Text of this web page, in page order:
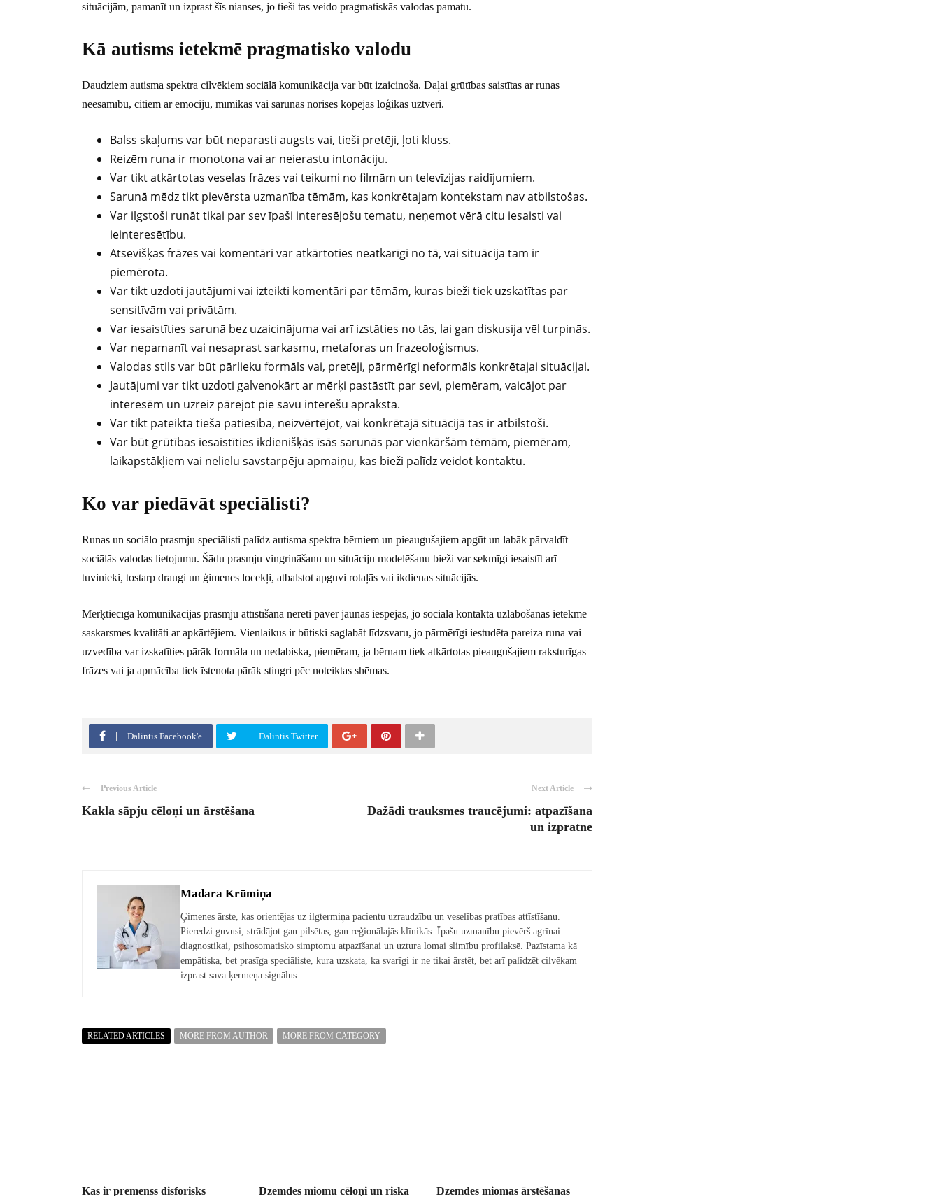
situācijām, pamanīt un izprast šīs nianses, jo tieši tas veido pragmatiskās valodas pamatu.
Kā autisms ietekmē pragmatisko valodu
Daudziem autisma spektra cilvēkiem sociālā komunikācija var būt izaicinoša. Daļai grūtības saistītas ar runas
neesamību, citiem ar emociju, mīmikas vai sarunas norises kopējās loģikas uztveri.
Balss skaļums var būt neparasti augsts vai, tieši pretēji, ļoti kluss.
Reizēm runa ir monotona vai ar neierastu intonāciju.
Var tikt atkārtotas veselas frāzes vai teikumi no filmām un televīzijas raidījumiem.
Sarunā mēdz tikt pievērsta uzmanība tēmām, kas konkrētajam kontekstam nav atbilstošas.
Var ilgstoši runāt tikai par sev īpaši interesējošu tematu, neņemot vērā citu iesaisti vai
ieinteresētību.
Atsevišķas frāzes vai komentāri var atkārtoties neatkarīgi no tā, vai situācija tam ir
piemērota.
Var tikt uzdoti jautājumi vai izteikti komentāri par tēmām, kuras bieži tiek uzskatītas par
sensitīvām vai privātām.
Var iesaistīties sarunā bez uzaicinājuma vai arī izstāties no tās, lai gan diskusija vēl turpinās.
Var nepamanīt vai nesaprast sarkasmu, metaforas un frazeoloģismus.
Valodas stils var būt pārlieku formāls vai, pretēji, pārmērīgi neformāls konkrētajai situācijai.
Jautājumi var tikt uzdoti galvenokārt ar mērķi pastāstīt par sevi, piemēram, vaicājot par
interesēm un uzreiz pārejot pie savu interešu apraksta.
Var tikt pateikta tieša patiesība, neizvērtējot, vai konkrētajā situācijā tas ir atbilstoši.
Var būt grūtības iesaistīties ikdienišķās īsās sarunās par vienkāršām tēmām, piemēram,
laikapstākļiem vai nelielu savstarpēju apmaiņu, kas bieži palīdz veidot kontaktu.
Ko var piedāvāt speciālisti?
Runas un sociālo prasmju speciālisti palīdz autisma spektra bērniem un pieaugušajiem apgūt un labāk pārvaldīt
sociālās valodas lietojumu. Šādu prasmju vingrināšanu un situāciju modelēšanu bieži var sekmīgi iesaistīt arī
tuvinieki, tostarp draugi un ģimenes locekļi, atbalstot apguvi rotaļās vai ikdienas situācijās.
Mērķtiecīga komunikācijas prasmju attīstīšana nereti paver jaunas iespējas, jo sociālā kontakta uzlabošanās ietekmē
saskarsmes kvalitāti ar apkārtējiem. Vienlaikus ir būtiski saglabāt līdzsvaru, jo pārmērīgi iestudēta pareiza runa vai
uzvedība var izskatīties pārāk formāla un nedabiska, piemēram, ja bērnam tiek atkārtotas pieaugušajiem raksturīgas
frāzes vai ja apmācība tiek īstenota pārāk stingri pēc noteiktas shēmas.
Dalintis Facebook'e Dalintis Twitter
Previous Article
Kakla sāpju cēloņi un ārstēšana
Next Article
Dažādi trauksmes traucējumi: atpazīšana
un izpratne
Madara Krūmiņa
Ģimenes ārste, kas orientējas uz ilgtermiņa pacientu uzraudzību un veselības pratības attīstīšanu.
Pieredzi guvusi, strādājot gan pilsētas, gan reģionālajās klīnikās. Īpašu uzmanību pievērš agrīnai
diagnostikai, psihosomatisko simptomu atpazīšanai un uztura lomai slimību profilaksē. Pazīstama kā
empātiska, bet prasīga speciāliste, kura uzskata, ka svarīgi ir ne tikai ārstēt, bet arī palīdzēt cilvēkam
izprast sava ķermeņa signālus.
RELATED ARTICLES MORE FROM AUTHOR MORE FROM CATEGORY
Kas ir premenss disforisks Dzemdes miomu cēloņi un riska Dzemdes miomas ārstēšanas